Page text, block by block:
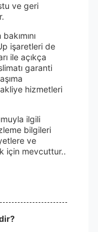
ve geri
işaretleri de
ile açıkça
garanti
hizmetleri
ilgili
bilgileri
ve
için mevcuttur..